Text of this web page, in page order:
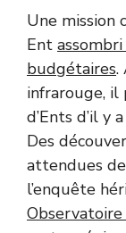
Une mission
Ent
budgétaires.
infrarouge, il
d’Ents d’il y
Des
attendues
l’enquête
Observatoire